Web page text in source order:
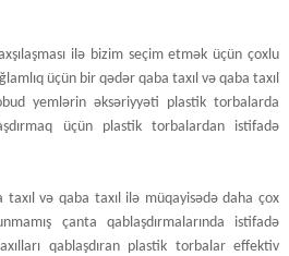
ilə bizim seçim etmək üçün çoxlu
üçün bir qədər qaba taxıl və qaba taxıl
yemlərin əksəriyyəti plastik torbalarda
üçün plastik torbalardan istifadə
taxıl və qaba taxıl ilə müqayisədə daha çox
çanta qablaşdırmalarında istifadə
qablaşdıran plastik torbalar effektiv